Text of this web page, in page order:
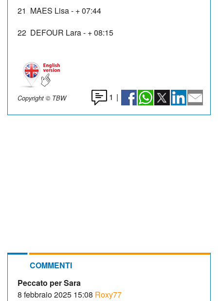
21 MAES Lisa- + 07:44
22 DEFOUR Lara- + 08:15
Copyright © TBW 1 |
COMMENTI
Peccato per Sara
8 febbraio 2025 15:08 Roxy77